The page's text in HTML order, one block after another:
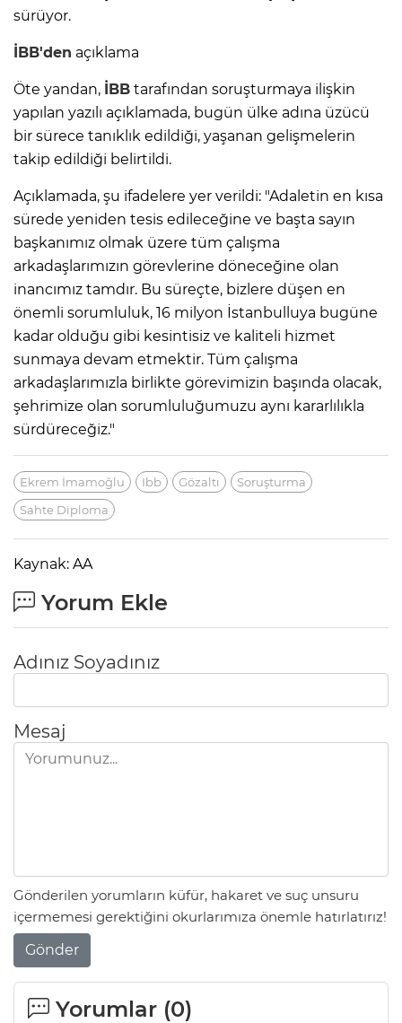
sürüyor.
İBB'den açıklama
Öte yandan, İBB tarafından soruşturmaya ilişkin
yapılan yazılı açıklamada, bugün ülke adına üzücü
bir sürece tanıklık edildiği, yaşanan gelişmelerin
takip edildiği belirtildi.
Açıklamada, şu ifadelere yer verildi: "Adaletin en kısa
sürede yeniden tesis edileceğine ve başta sayın
başkanımız olmak üzere tüm çalışma
arkadaşlarımızın görevlerine döneceğine olan
inancımız tamdır. Bu süreçte, bizlere düşen en
önemli sorumluluk, 16 milyon İstanbulluya bugüne
kadar olduğu gibi kesintisiz ve kaliteli hizmet
sunmaya devam etmektir. Tüm çalışma
arkadaşlarımızla birlikte görevimizin başında olacak,
şehrimize olan sorumluluğumuzu aynı kararlılıkla
sürdüreceğiz."
Ekrem İmamoğlu Ibb Gözaltı
Soruşturma
Sahte Diploma
Kaynak: AA
Yorum Ekle
Adınız Soyadınız
Mesaj
Gönderilen yorumların küfür, hakaret ve suç unsuru
içermemesi gerektiğini okurlarımıza önemle hatırlatırız!
Gönder
Yorumlar (0)